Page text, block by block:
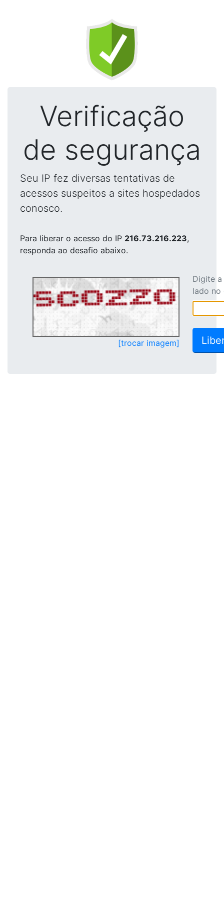
Verificação
de segurança
Seu IP fez diversas tentativas de
acessos suspeitos a sites hospedados
conosco.
Para liberar o acesso do IP 216.73.216.223,
responda ao desafio abaixo.
[trocar imagem]
Digite
lado no